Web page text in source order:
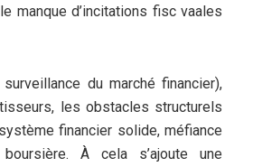
manque d’incitations fisc vaales
du marché financier),
les obstacles structurels
financier solide, méfiance
À cela s’ajoute une